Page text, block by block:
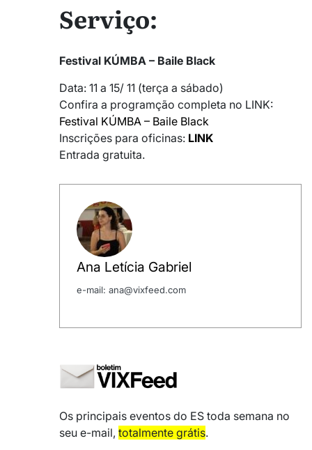
Serviço:
Festival KÚMBA – Baile Black
Data: 11 a 15/ 11 (terça a sábado)
Confira a programção completa no LINK:
Festival KÚMBA – Baile Black
Inscrições para oficinas: LINK
Entrada gratuita.
Ana Letícia Gabriel
e-mail: ana@vixfeed.com
Os principais eventos do ES toda semana no
seu e-mail, totalmente grátis.